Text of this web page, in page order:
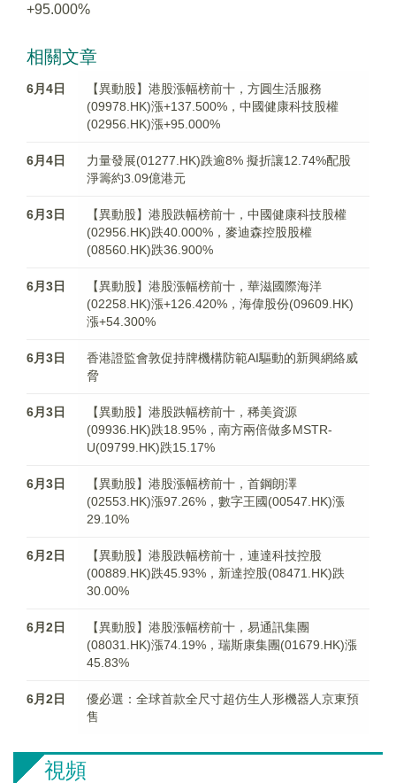
+95.000%
相關文章
6月4日
【異動股】港股漲幅榜前十，方圓生活服務
(09978.HK)漲+137.500%，中國健康科技股權
(02956.HK)漲+95.000%
6月4日
力量發展(01277.HK)跌逾8% 擬折讓12.74%配股
淨籌約3.09億港元
6月3日
【異動股】港股跌幅榜前十，中國健康科技股權
(02956.HK)跌40.000%，麥迪森控股股權
(08560.HK)跌36.900%
6月3日
【異動股】港股漲幅榜前十，華滋國際海洋
(02258.HK)漲+126.420%，海偉股份(09609.HK)
漲+54.300%
6月3日
香港證監會敦促持牌機構防範AI驅動的新興網絡威
脅
6月3日
【異動股】港股跌幅榜前十，稀美資源
(09936.HK)跌18.95%，南方兩倍做多MSTR-
U(09799.HK)跌15.17%
6月3日
【異動股】港股漲幅榜前十，首鋼朗澤
(02553.HK)漲97.26%，數字王國(00547.HK)漲
29.10%
6月2日
【異動股】港股跌幅榜前十，連達科技控股
(00889.HK)跌45.93%，新達控股(08471.HK)跌
30.00%
6月2日
【異動股】港股漲幅榜前十，易通訊集團
(08031.HK)漲74.19%，瑞斯康集團(01679.HK)漲
45.83%
6月2日
優必選：全球首款全尺寸超仿生人形機器人京東預
售
視頻